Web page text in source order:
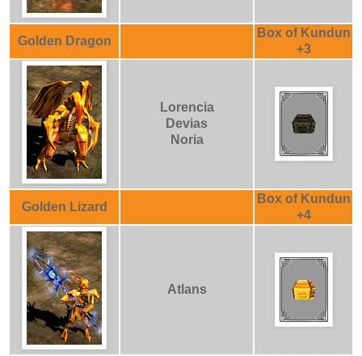
Golden Dragon
Box of Kundun
+3
Lorencia
Devias
Noria
Golden Lizard
Box of Kundun
+4
Atlans